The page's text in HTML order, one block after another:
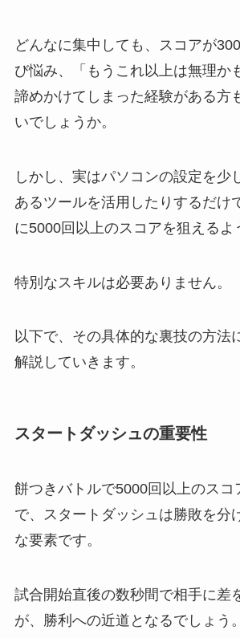
どんなに集中しても、スコアが
び悩み、「もうこれ以上は無理か
諦めかけてしまった経験がある方
いでしょうか。
しかし、実はパソコンの設定を少
あるツールを活用したりするだけ
に5000回以上のスコアを狙えるよ
特別なスキルは必要ありません。
以下で、その具体的な裏技の方法
解説していきます。
スタートダッシュの重要性
餅つきバトルで5000回以上のスコ
で、スタートダッシュは勝敗を分
な要素です。
試合開始直後の数秒間で相手に差
が、勝利への近道となるでしょう。